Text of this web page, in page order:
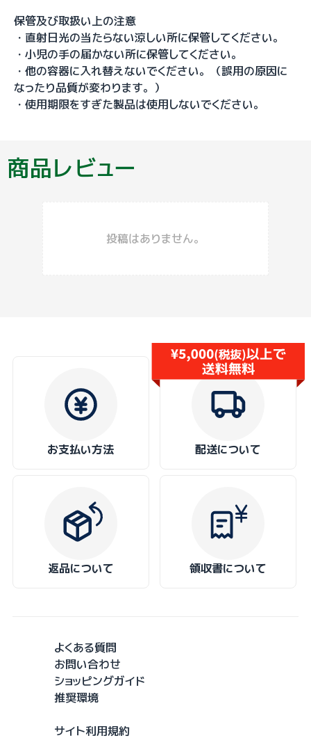
保管及び取扱い上の注意
・直射日光の当たらない涼しい所に保管してください。
・小児の手の届かない所に保管してください。
・他の容器に入れ替えないでください。（誤用の原因に
なったり品質が変わります。）
・使用期限をすぎた製品は使用しないでください。
商品レビュー
投稿はありません。
お支払い方法 配送について
返品について 領収書について
よくある質問
お問い合わせ
ショッピングガイド
推奨環境
サイト利用規約